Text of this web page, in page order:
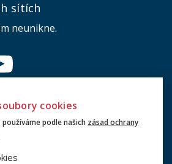
sítích
neunikne.
Přihlaste se k odběru
námi v kontaktu.
cookies
podle našich zásad ochrany